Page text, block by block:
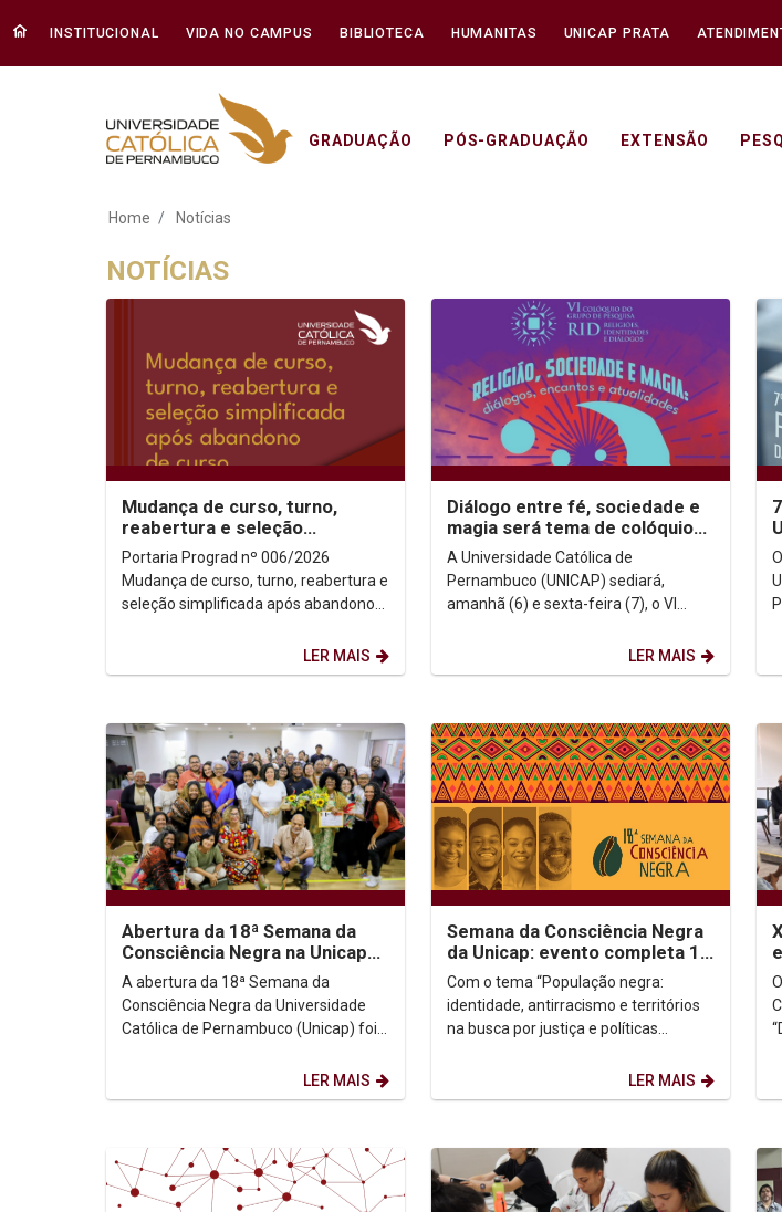
INSTITUCIONAL VIDA NO CAMPUS BIBLIOTECA HUMANITAS UNICAP PRATA
GRADUAÇÃO PÓS-GRADUAÇÃO EXTENSÃO
Notícias - Unicap
Home Notícias
NOTÍCIAS
Mudança de curso, turno,
reabertura e seleção
simplificada após abandono de
curso 2026.2
Portaria Prograd nº 006/2026
Mudança de curso, turno, reabertura e
seleção simplificada após abandono
LER MAIS
Diálogo entre fé, sociedade e
magia será tema de colóquio
na Unicap
A Universidade Católica de
Pernambuco (UNICAP) sediará,
amanhã (6) e sexta-feira (7), o VI
Religiões, Identidades e Diálogos...
LER MAIS
Abertura da 18ª Semana da
Consciência Negra na Unicap
destaca urgência do
antirracismo e justiça...
A abertura da 18ª Semana da
Consciência Negra da Universidade
Católica de Pernambuco (Unicap) foi
LER MAIS
Semana da Consciência Negra
da Unicap: evento completa 18
anos e debate a identidade e...
Com o tema “População negra:
identidade, antirracismo e territórios
na busca por justiça e políticas
Consciência Negra da Unicap...LER MAIS